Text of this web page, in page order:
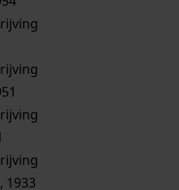
1933